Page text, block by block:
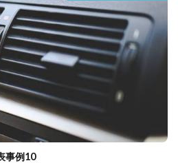
事例10